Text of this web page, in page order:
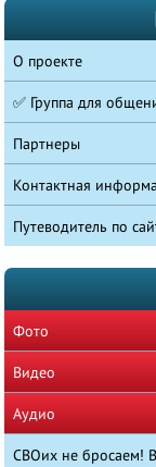
О проекте
✅ Группа для
Партнеры
Контактная
Путеводитель по
Фото
Видео
Аудио
СВОих не бросаем!